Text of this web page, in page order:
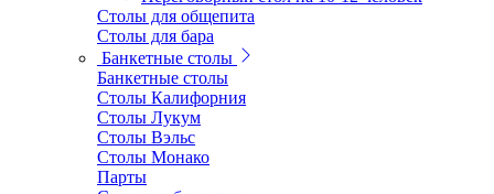
Столы для общепита
Столы для бара
Банкетные столы
Банкетные столы
Столы Калифорния
Столы Лукум
Столы Вэльс
Столы Монако
Парты